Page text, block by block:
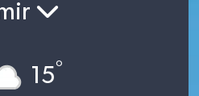
15°